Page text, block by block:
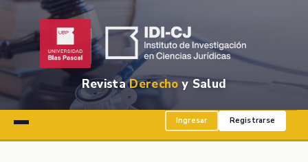
RevistaDerecho y Salud
Ingresar Registrarse